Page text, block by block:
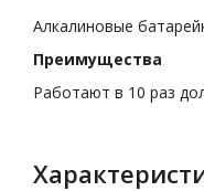
Алкалиновые
Преимущества
Работают в 10 раз